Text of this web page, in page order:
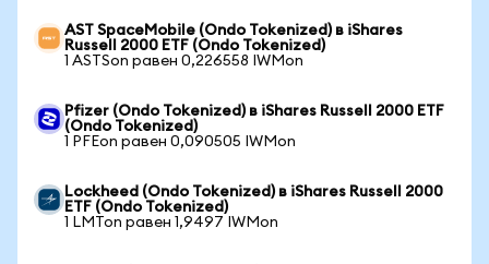
AST SpaceMobile (Ondo Tokenized) в iShares
Russell 2000 ETF (Ondo Tokenized)
1 ASTSon равен 0,226558 IWMon
Pfizer (Ondo Tokenized) в iShares Russell 2000 ETF
(Ondo Tokenized)
1 PFEon равен 0,090505 IWMon
Lockheed (Ondo Tokenized) в iShares Russell 2000
ETF (Ondo Tokenized)
1 LMTon равен 1,9497 IWMon